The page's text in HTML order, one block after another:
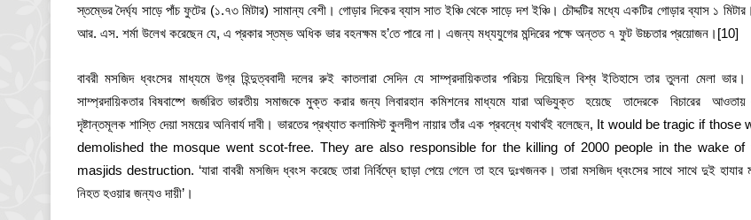
স্তম্ভের দৈর্ঘ্য সাড়ে পাঁচ ফুটের (১.৭৩ মিটার) সামান্য বেশী। গোড়ার দিকের ব্যাস সাত ইঞ্চি থেকে সাড়ে দশ ইঞ্চি। চৌদ্দটির মধ্যে একটির গোড়ার ব্যাস ১
আর. এস. শর্মা উলে­­খ করেছেন যে, এ প্রকার স্তম্ভ অধিক ভার বহনক্ষম হ’তে পারে না। এজন্য মধ্যযুগের মন্দিরের পক্ষে অন্তত ৭ ফুট উচ্চতার প্রয়োজন। [10]
বাবরী মসজিদ ধ্বংসের মাধ্যমে উগ্র হিন্দুত্ববাদী দলের রুই কাতলারা সেদিন যে সাম্প্রদায়িকতার পরিচয় দিয়েছিল বিশ্ব ইতিহাসে তার তুলনা মেলা
সাম্প্রদায়িকতার বিষবাষ্পে জর্জরিত ভারতীয় সমাজকে মুক্ত করার জন্য লিবারহান কমিশনের মাধ্যমে যারা অভিযুক্ত হয়েছে তাদেরকে বিচারের আওতায়
দৃষ্টান্তমূলক শাস্তি দেয়া সময়ের অনিবার্য দাবী। ভারতের প্রখ্যাত কলামিস্ট কুলদীপ নায়ার তাঁর এক প্রবন্ধে যথার্থই বলেছেন, It would be tragic if those
demolished the mosque went scot-free. They are also responsible for the killing of 2000 people in the wake of
masjids destruction. ‘যারা বাবরী মসজিদ ধ্বংস করেছে তারা নির্বিঘ্নে ছাড়া পেয়ে গেলে তা হবে দুঃখজনক। তারা মসজিদ ধ্বংসের সাথে সাথে দুই হাযার
নিহত হওয়ার জন্যও দায়ী’।